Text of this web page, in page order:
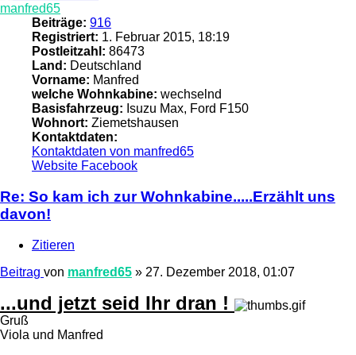
manfred65
Beiträge: 916
Registriert: 1. Februar 2015, 18:19
Postleitzahl: 86473
Land: Deutschland
Vorname: Manfred
welche Wohnkabine: wechselnd
Basisfahrzeug: Isuzu Max, Ford F150
Wohnort: Ziemetshausen
Kontaktdaten:
Kontaktdaten von manfred65
Website Facebook
Re: So kam ich zur Wohnkabine.....Erzählt uns
davon!
Zitieren
Beitrag von manfred65 » 27. Dezember 2018, 01:07
...und jetzt seid Ihr dran !
Gruß
Viola und Manfred